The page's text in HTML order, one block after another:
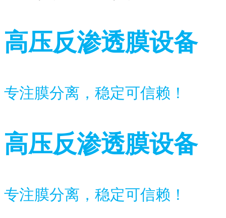
高压反渗透膜设备
专注膜分离，稳定可信赖！
高压反渗透膜设备
专注膜分离，稳定可信赖！